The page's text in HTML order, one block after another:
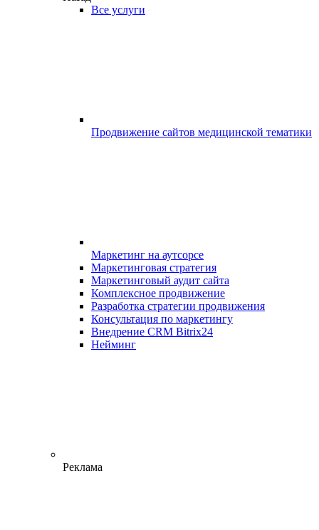
Все услуги
Продвижение сайтов медицинской тематики
Маркетинг на аутсорсе
Маркетинговая стратегия
Маркетинговый аудит сайта
Комплексное продвижение
Разработка стратегии продвижения
Консультация по маркетингу
Внедрение CRM Bitrix24
Нейминг
Реклама